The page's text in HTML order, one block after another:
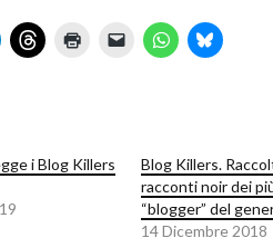
i Blog Killers
Blog Killers.
racconti noir dei
“blogger” del
14 Dicembre 2018